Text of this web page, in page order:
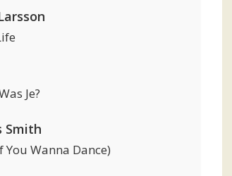
Je?
Smith
You Wanna Dance)